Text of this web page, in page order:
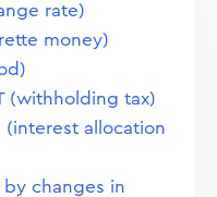
rate)
money)
(withholding tax)
(interest allocation
changes in